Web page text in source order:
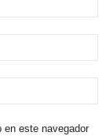
en este navegador